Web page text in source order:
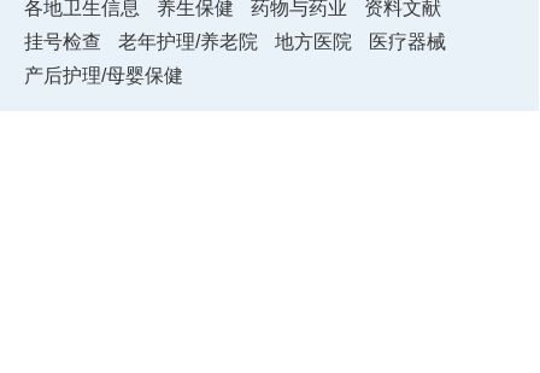
各地卫生信息 养生保健 药物与药业
资料文献
挂号检查
老年护理/养老院 地方医院
医疗器械
产后护理/母婴保健